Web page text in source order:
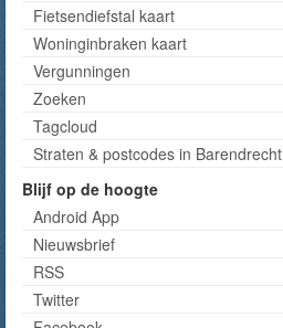
Fietsendiefstal kaart
Woninginbraken kaart
Vergunningen
Zoeken
Tagcloud
Straten & postcodes in Barendrecht
Blijf op de hoogte
Android App
Nieuwsbrief
RSS
Twitter